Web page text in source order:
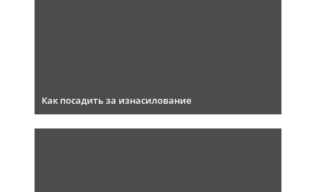
Как посадить за изнасилование